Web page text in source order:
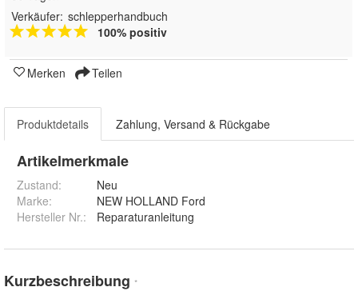
Verkäufer: schlepperhandbuch
100% positiv
Merken Teilen
Produktdetails Zahlung, Versand & Rückgabe
Artikelmerkmale
Zustand:
Neu
Marke:
NEW HOLLAND Ford
Hersteller Nr.:
Reparaturanleitung
Kurzbeschreibung *